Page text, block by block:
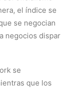
el índice se
se negocian
negocios dispar
se
que los